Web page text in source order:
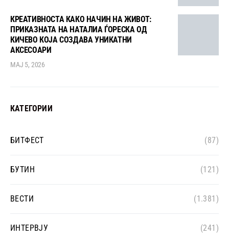
КРЕАТИВНОСТА КАКО НАЧИН НА ЖИВОТ:
ПРИКАЗНАТА НА НАТАЛИА ЃОРЕСКА ОД
КИЧЕВО КОЈА СОЗДАВА УНИКАТНИ
АКСЕСОАРИ
МАЈ 5, 2026
КАТЕГОРИИ
БИТФЕСТ (87)
БУТИН (121)
ВЕСТИ (1.381)
ИНТЕРВЈУ (241)